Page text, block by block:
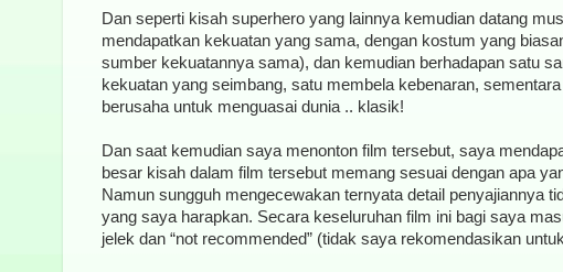
Dan seperti kisah superhero yang lainnya kemudian datang
mendapatkan kekuatan yang sama, dengan kostum yang
sumber kekuatannya sama), dan kemudian berhadapan satu
kekuatan yang seimbang, satu membela kebenaran,
berusaha untuk menguasai dunia .. klasik!
Dan saat kemudian saya menonton film tersebut, saya
besar kisah dalam film tersebut memang sesuai dengan apa
Namun sungguh mengecewakan ternyata detail penyajiannya
yang saya harapkan. Secara keseluruhan film ini bagi saya
jelek dan “not recommended” (tidak saya rekomendasikan